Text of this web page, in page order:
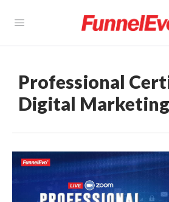
Professional
Digital Marketing